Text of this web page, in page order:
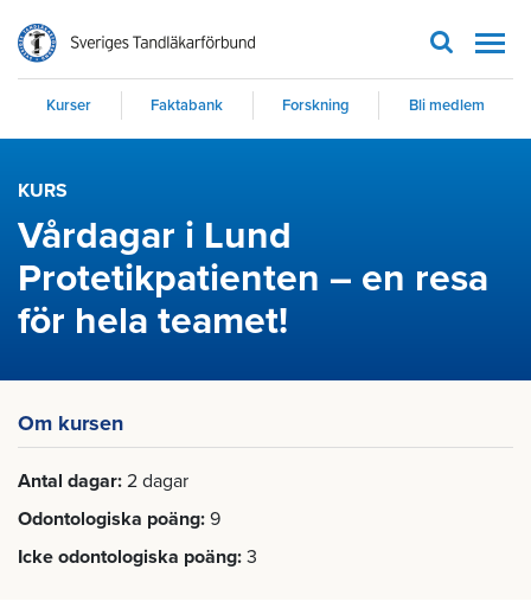
Kurser Faktabank Forskning Bli medlem
KURS
Vårdagar i Lund
Protetikpatienten – en resa
för hela teamet!
Om kursen
Antal dagar 2 dagar
Odontologiska poäng 9
Icke odontologiska poäng 3